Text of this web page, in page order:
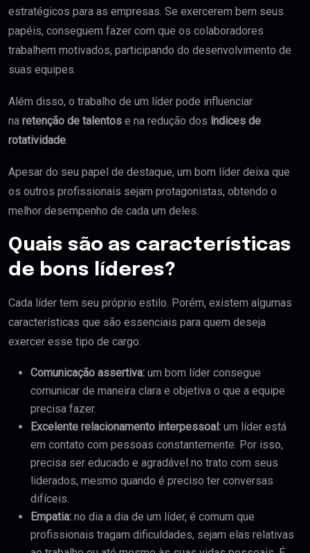
estratégicos para as empresas. Se exercerem bem seus
papéis, conseguem fazer com que os colaboradores
trabalhem motivados, participando do desenvolvimento de
suas equipes.
Além disso, o trabalho de um líder pode influenciar
na retenção de talentos e na redução dos índices de
rotatividade.
Apesar do seu papel de destaque, um bom líder deixa que
os outros profissionais sejam protagonistas, obtendo o
melhor desempenho de cada um deles.
Quais são as características
de bons líderes?
Cada líder tem seu próprio estilo. Porém, existem algumas
características que são essenciais para quem deseja
exercer esse tipo de cargo:
Comunicação assertiva: um bom líder consegue
comunicar de maneira clara e objetiva o que a equipe
precisa fazer.
Excelente relacionamento interpessoal: um líder está
em contato com pessoas constantemente. Por isso,
precisa ser educado e agradável no trato com seus
liderados, mesmo quando é preciso ter conversas
difíceis.
Empatia: no dia a dia de um líder, é comum que
profissionais tragam dificuldades, sejam elas relativas